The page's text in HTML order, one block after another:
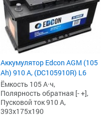
Аккумулятор Edcon AGM (105
Ah) 910 А, (DC105910R) L6
Ёмкость 105 А·ч,
Полярность обратная [- +],
Пусковой ток 910 А,
393x175x190